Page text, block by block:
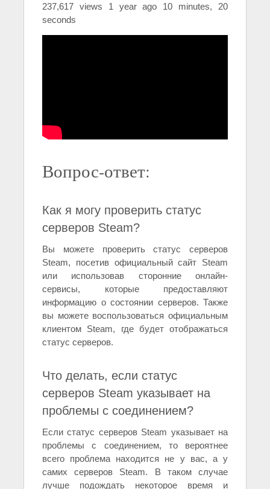
237,617 views 1 year ago 10 minutes, 20
seconds
Вопрос-ответ:
Как я могу проверить статус
серверов Steam?
Вы можете проверить статус серверов
Steam, посетив официальный сайт Steam
или использовав сторонние онлайн-
сервисы, которые предоставляют
информацию о состоянии серверов. Также
вы можете воспользоваться официальным
клиентом Steam, где будет отображаться
статус серверов.
Что делать, если статус
серверов Steam указывает на
проблемы с соединением?
Если статус серверов Steam указывает на
проблемы с соединением, то вероятнее
всего проблема находится не у вас, а у
самих серверов Steam. В таком случае
лучше подождать некоторое время и